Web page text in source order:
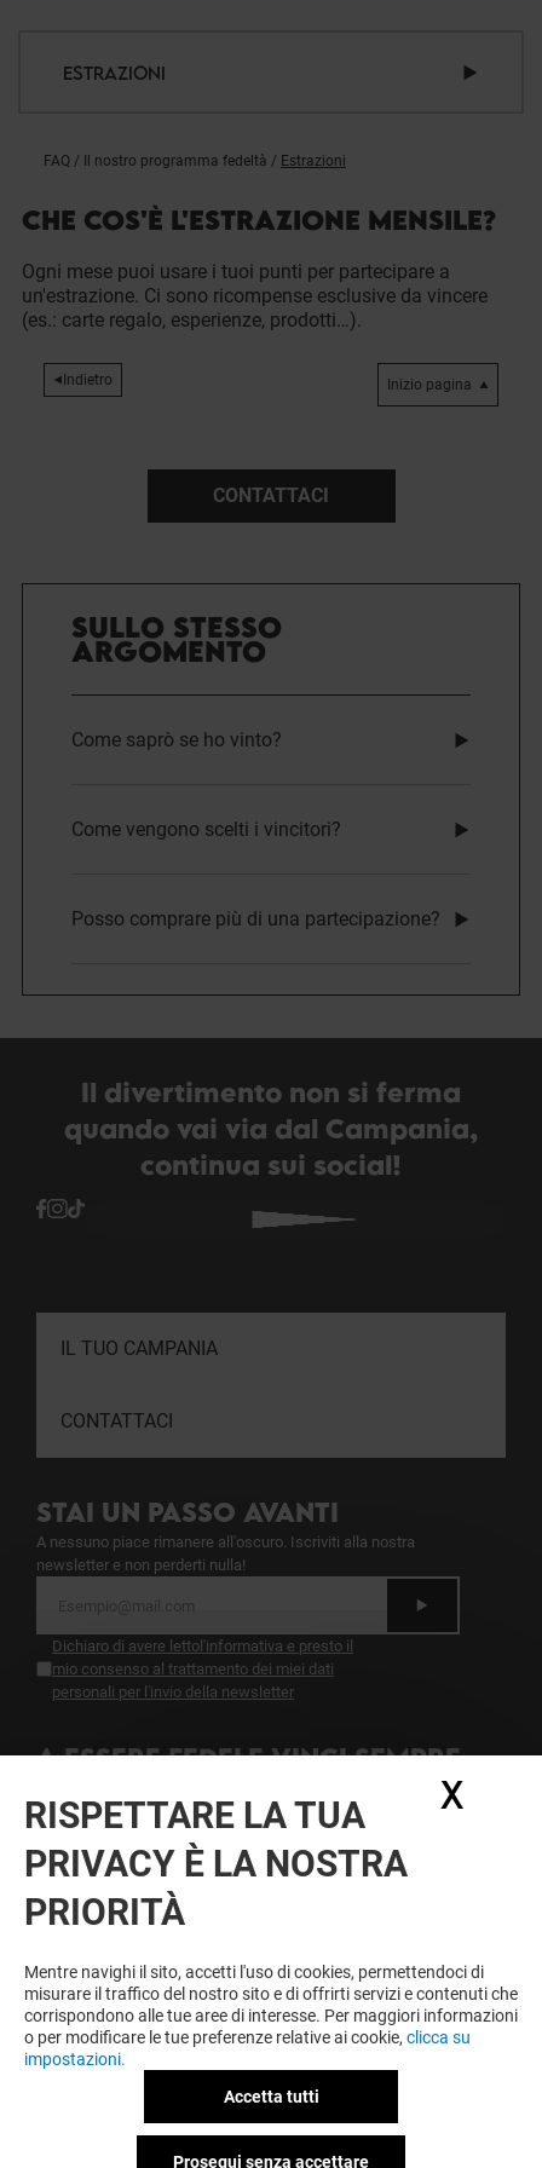
ESTRAZIONI
FAQ / Il nostro programma fedeltà / Estrazioni
CHE COS'È L'ESTRAZIONE MENSILE?
Ogni mese puoi usare i tuoi punti per partecipare a
un'estrazione. Ci sono ricompense esclusive da vincere
(es.: carte regalo, esperienze, prodotti…).
Indietro Inizio pagina
CONTATTACI
SULLO STESSO
ARGOMENTO
Come saprò se ho vinto?
Come vengono scelti i vincitori?
Posso comprare più di una partecipazione?
Il divertimento non si ferma
quando vai via dal Campania,
continua sui social!
IL TUO CAMPANIA
CONTATTACI
STAI UN PASSO AVANTI
A nessuno piace rimanere all'oscuro. Iscriviti alla nostra
newsletter e non perderti nulla!
Dichiaro di avere letto l'informativa e presto il
mio consenso al trattamento dei miei dati
personali per l'invio della newsletter
A ESSERE FEDELE VINCI SEMPRE
tutto l'anno di vantaggi, offerte e servizi esclusivi a
Campania e presso i nostri partner.
Informativa sulla privacy
Informativa Sulla Newsletter
Informativa contatti e affitto spazi
Informativa questionario di gradimento
Informativa sui cookies
Informativa Facebook
Informativa Videosorveglianza Centro
RISPETTARE LA TUA
PRIVACY È LA NOSTRA
PRIORITÀ
Mentre navighi il sito, accetti l'uso di cookies, permettendoci di
misurare il traffico del nostro sito e di offrirti servizi e contenuti che
corrispondono alle tue aree di interesse. Per maggiori informazioni
o per modificare le tue preferenze relative ai cookie, clicca su
impostazioni.
Accetta tutti
Prosegui senza accettare
X